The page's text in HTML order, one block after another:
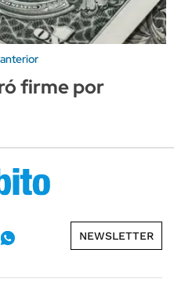
firme por
NEWSLETTER